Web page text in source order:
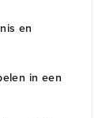
en
in een